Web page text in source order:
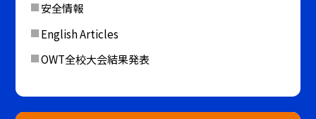
安全情報
English Articles
OWT全校大会結果発表